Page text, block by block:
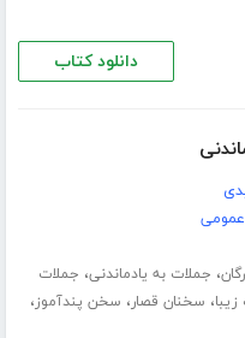
دانلود کتاب
، جملات به یادماندنی، جملات
، سخنان قصار، سخن پندآموز،